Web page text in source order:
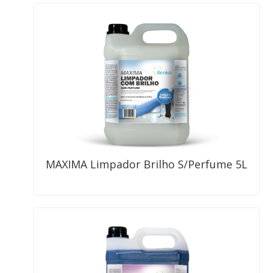
MAXIMA Limpador Brilho S/Perfume 5L